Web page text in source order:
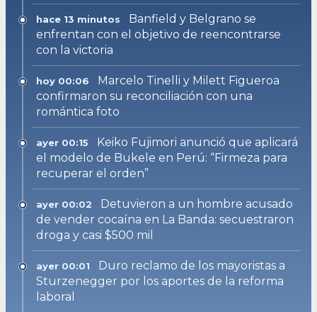
hace 13 minutos
Banfield y Belgrano se
enfrentan con el objetivo de reencontrarse
con la victoria
hoy 00:06
Marcelo Tinelli y Milett Figueroa
confirmaron su reconciliación con una
romántica foto
ayer 00:15
Keiko Fujimori anunció que aplicará
el modelo de Bukele en Perú: “Firmeza para
recuperar el orden”
ayer 00:02
Detuvieron a un hombre acusado
de vender cocaína en La Banda: secuestraron
droga y casi $500 mil
ayer 00:01
Duro reclamo de los mayoristas a
Sturzenegger por los aportes de la reforma
laboral